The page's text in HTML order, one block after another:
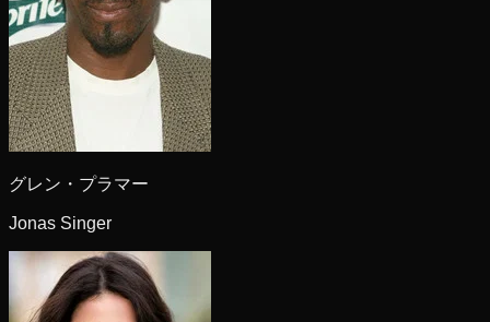
グレン・プラマー
Jonas Singer